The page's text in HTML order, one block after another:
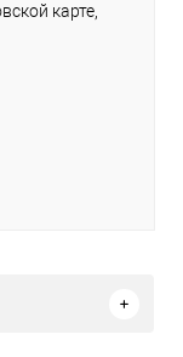
карте,